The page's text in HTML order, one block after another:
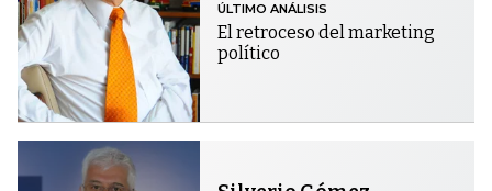
ÚLTIMO ANÁLISIS
El retroceso del marketing
político